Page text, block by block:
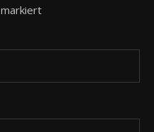
markiert